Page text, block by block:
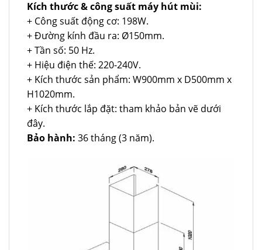
Kích thước & công suất máy hút mùi:
+ Công suất động cơ: 198W.
+ Đường kính đầu ra: Ø150mm.
+ Tần số: 50 Hz.
+ Hiệu điện thế: 220-240V.
+ Kích thước sản phẩm: W900mm x D500mm x
H1020mm.
+ Kích thước lắp đặt: tham khảo bản vẽ dưới
đây.
Bảo hành: 36 tháng (3 năm).